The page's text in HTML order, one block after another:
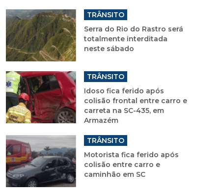
TRÂNSITO
Serra do Rio do Rastro será
totalmente interditada
neste sábado
TRÂNSITO
Idoso fica ferido após
colisão frontal entre carro e
carreta na SC-435, em
Armazém
TRÂNSITO
Motorista fica ferido após
colisão entre carro e
caminhão em SC